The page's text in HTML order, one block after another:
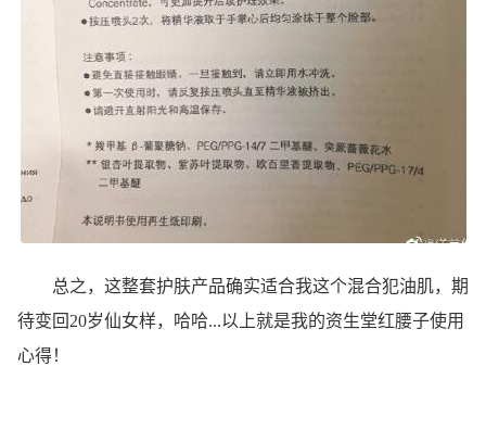
总之，这整套护肤产品确实适合我这个混合犯油肌，期
待变回20岁仙女样，哈哈...以上就是我的资生堂红腰子使用
心得！